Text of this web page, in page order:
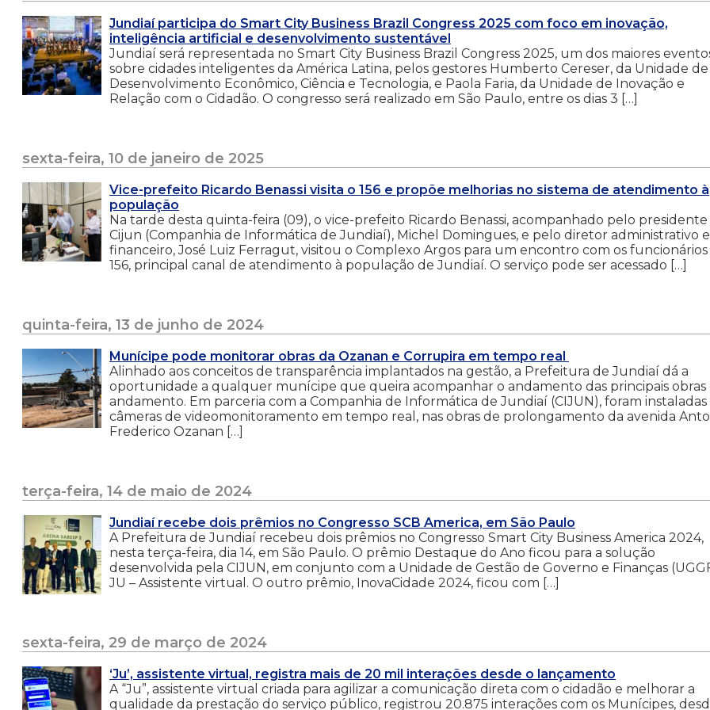
Jundiaí participa do Smart City Business Brazil Congress 2025 com foco em inovação,
inteligência artificial e desenvolvimento sustentável
Jundiaí será representada no Smart City Business Brazil Congress 2025, um dos maiores
sobre cidades inteligentes da América Latina, pelos gestores Humberto Cereser, da Unidade de
Desenvolvimento Econômico, Ciência e Tecnologia, e Paola Faria, da Unidade de Inovação e
Relação com o Cidadão. O congresso será realizado em São Paulo, entre os dias 3 […]
sexta-feira, 10 de janeiro de 2025
Vice-prefeito Ricardo Benassi visita o 156 e propõe melhorias no sistema de atendimento à
população
Na tarde desta quinta-feira (09), o vice-prefeito Ricardo Benassi, acompanhado pelo presidente
Cijun (Companhia de Informática de Jundiaí), Michel Domingues, e pelo diretor administrativo e
financeiro, José Luiz Ferragut, visitou o Complexo Argos para um encontro com os funcionários
156, principal canal de atendimento à população de Jundiaí. O serviço pode ser acessado […]
quinta-feira, 13 de junho de 2024
Munícipe pode monitorar obras da Ozanan e Corrupira em tempo real
Alinhado aos conceitos de transparência implantados na gestão, a Prefeitura de Jundiaí dá a
oportunidade a qualquer munícipe que queira acompanhar o andamento das principais obras
andamento. Em parceria com a Companhia de Informática de Jundiaí (CIJUN), foram instaladas
câmeras de videomonitoramento em tempo real, nas obras de prolongamento da avenida
Frederico Ozanan […]
terça-feira, 14 de maio de 2024
Jundiaí recebe dois prêmios no Congresso SCB America, em São Paulo
A Prefeitura de Jundiaí recebeu dois prêmios no Congresso Smart City Business America 2024,
nesta terça-feira, dia 14, em São Paulo. O prêmio Destaque do Ano ficou para a solução
desenvolvida pela CIJUN, em conjunto com a Unidade de Gestão de Governo e Finanças
JU – Assistente virtual. O outro prêmio, InovaCidade 2024, ficou com […]
sexta-feira, 29 de março de 2024
‘Ju’, assistente virtual, registra mais de 20 mil interações desde o lançamento
A “Ju”, assistente virtual criada para agilizar a comunicação direta com o cidadão e melhorar a
qualidade da prestação do serviço público, registrou 20.875 interações com os Munícipes,